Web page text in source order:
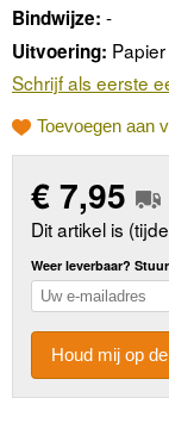
Bindwijze: -
Uitvoering: Papier
Schrijf als eerste
Toevoegen aan
€7,95
Dit artikel is
Weer leverbaar?
Houd mij op